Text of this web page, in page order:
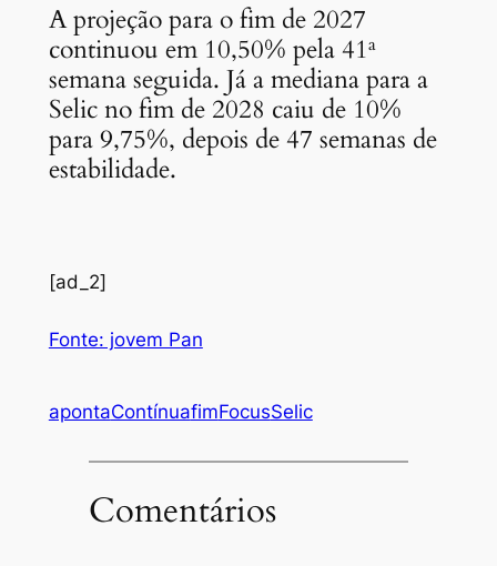
A projeção para o fim de 2027
continuou em 10,50% pela 41ª
semana seguida. Já a mediana para a
Selic no fim de 2028 caiu de 10%
para 9,75%, depois de 47 semanas de
estabilidade.
[ad_2]
Fonte: jovem Pan
apontaContínuafimFocusSelic
Comentários